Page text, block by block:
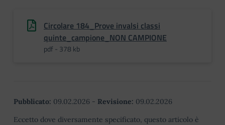
Circolare 184_Prove invalsi classi
quinte_campione_NON CAMPIONE
pdf - 378 kb
Pubblicato: 09.02.2026 - Revisione: 09.02.2026
Eccetto dove diversamente specificato, questo articolo è